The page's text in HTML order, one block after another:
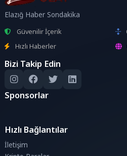
Elazığ Haber Sondakika
Güvenilir İçerik
Hızlı Haberler
Bizi Takip Edin
Sponsorlar
Hızlı Bağlantılar
İletişim